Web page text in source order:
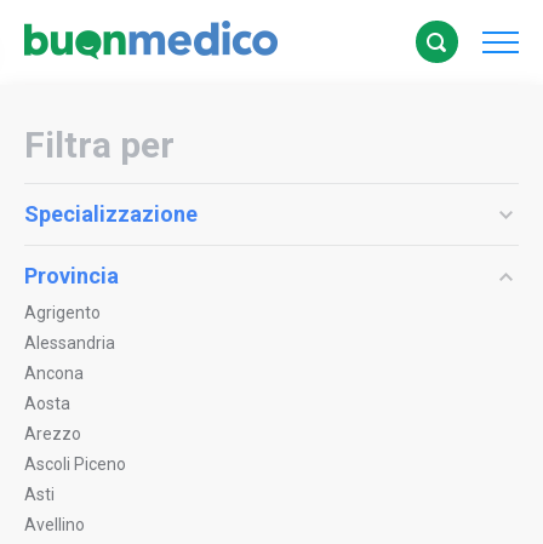
Filtra per
Specializzazione
Provincia
Agrigento
Alessandria
Ancona
Aosta
Arezzo
Ascoli Piceno
Asti
Avellino